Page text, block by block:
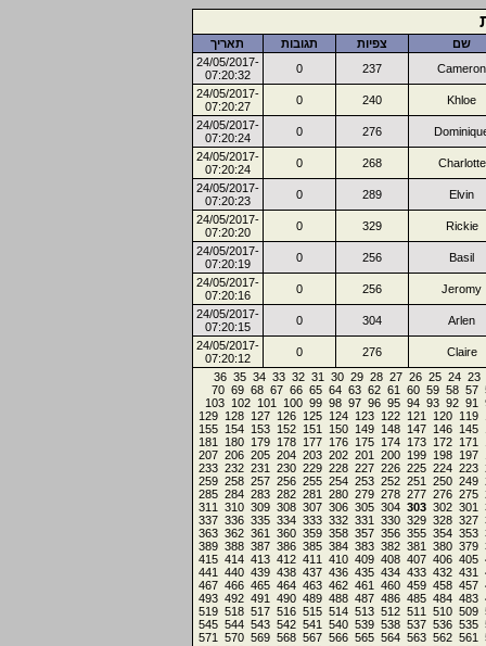
שם צפיות תגובות
תאריך
Cameron
237
0
24/05/2017-
07:20:32
Khloe
240
0
24/05/2017-
07:20:27
276
0
24/05/2017-
07:20:24
Charlotte
268
0
24/05/2017-
07:20:24
Elvin
289
0
24/05/2017-
07:20:23
Rickie
329
0
24/05/2017-
07:20:20
Basil
256
0
24/05/2017-
07:20:19
Jeromy
256
0
24/05/2017-
07:20:16
Arlen
304
0
24/05/2017-
07:20:15
Claire
276
0
24/05/2017-
07:20:12
23
24
25
26
27
28
29
30
31
32
33
34
35
36
57
58
59
60
61
62
63
64
65
66
67
68
69
70
91
92
93
94
95
96
97
98
99
100
101
102
103
119
120
121
122
123
124
125
126
127
128
129
145
146
147
148
149
150
151
152
153
154
155
171
172
173
174
175
176
177
178
179
180
181
197
198
199
200
201
202
203
204
205
206
207
223
224
225
226
227
228
229
230
231
232
233
249
250
251
252
253
254
255
256
257
258
259
275
276
277
278
279
280
281
282
283
284
285
301
302
303
304
305
306
307
308
309
310
311
327
328
329
330
331
332
333
334
335
336
337
353
354
355
356
357
358
359
360
361
362
363
379
380
381
382
383
384
385
386
387
388
389
405
406
407
408
409
410
411
412
413
414
415
431
432
433
434
435
436
437
438
439
440
441
457
458
459
460
461
462
463
464
465
466
467
483
484
485
486
487
488
489
490
491
492
493
509
510
511
512
513
514
515
516
517
518
519
535
536
537
538
539
540
541
542
543
544
545
561
562
563
564
565
566
567
568
569
570
571